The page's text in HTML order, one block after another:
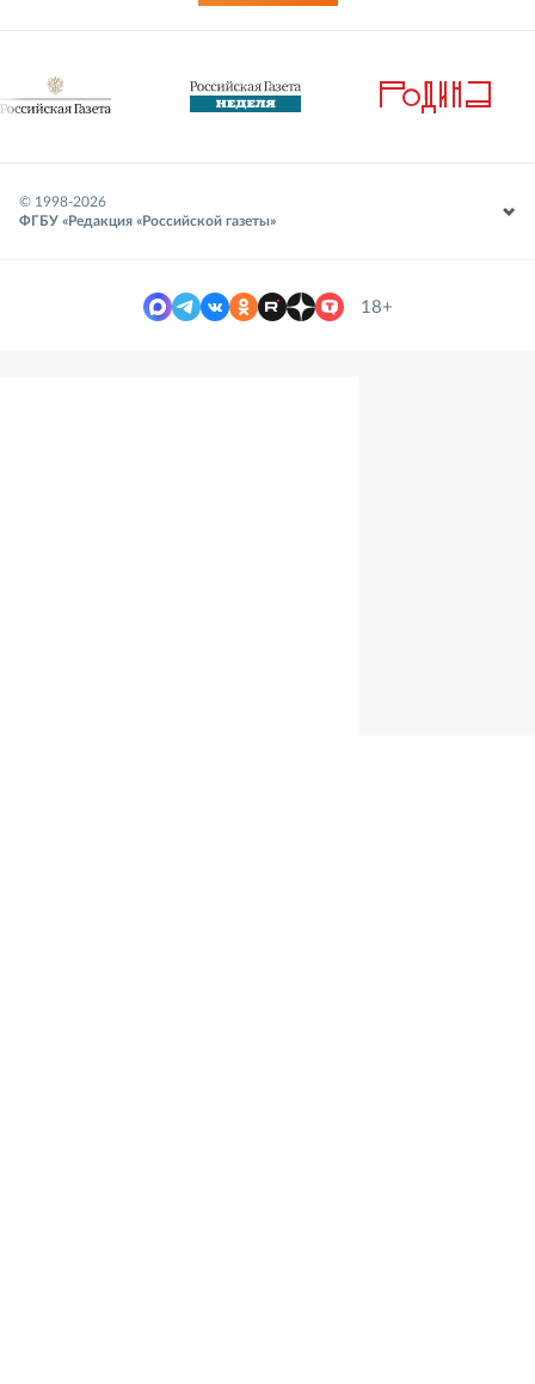
© 1998-2026
ФГБУ «Редакция «Российской газеты»
18+